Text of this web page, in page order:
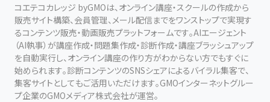
コエテコカレッジ byGMOは、オンライン講座・スクールの作成から
販売サイト構築、会員管理、メール配信までをワンストップで実現す
るコンテンツ販売・動画販売プラットフォームです。AIエージェント
（AI執事）が講座作成・問題集作成・診断作成・講座ブラッシュアップ
を自動実行し、オンライン講座の作り方がわからない方でもすぐに
始められます。診断コンテンツのSNSシェアによるバイラル集客で、
集客サイトとしてもご活用いただけます。GMOインターネットグルー
プ企業のGMOメディア株式会社が運営。